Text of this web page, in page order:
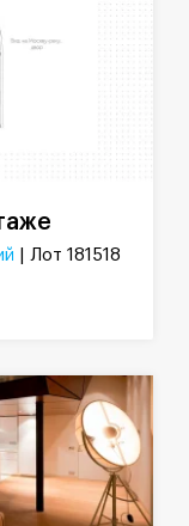
| Лот 181518